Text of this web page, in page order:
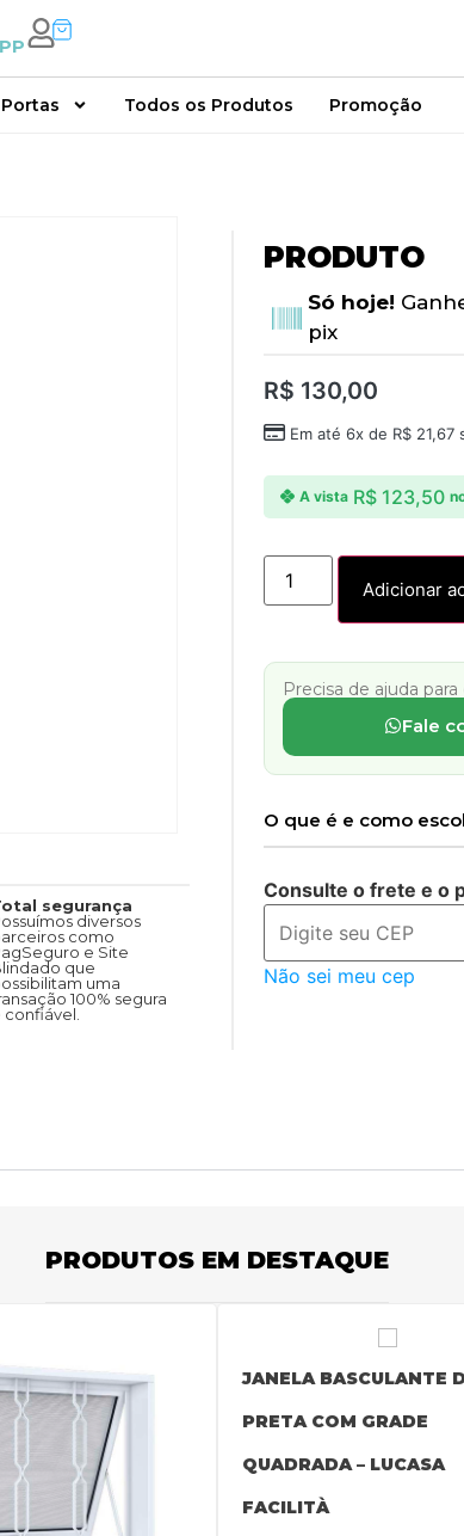
Portas Todos os Produtos Promoção
segurança
diversos
como
e Site
que
uma
100% segura
confiável.
PRODUTO
Só hoje!
pix
R$ 130,00
Em até 6x de R$ 21,67
A vista R$123,50
Adicionar
Precisa de ajuda
Fale
O que é e como
Consulte o frete e o
Não sei meu cep
PRODUTOS EM DESTAQUE
JANELA BASCULANTE
PRETA COM GRADE
QUADRADA – LUCASA
FACILITÀ